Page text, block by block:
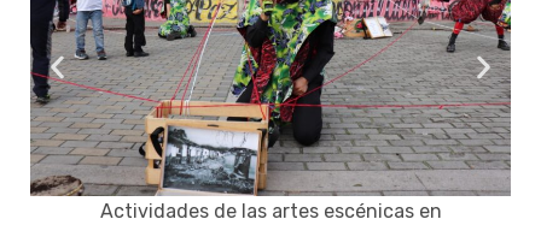
Actividades de las artes escénicas en